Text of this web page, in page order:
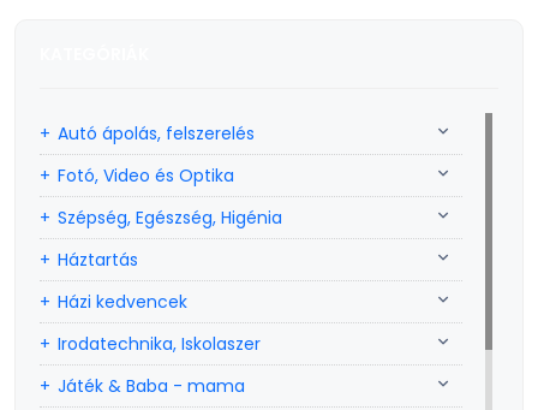
Autó ápolás, felszerelés
Fotó, Video és Optika
Szépség, Egészség, Higénia
Háztartás
Házi kedvencek
Irodatechnika, Iskolaszer
Játék & Baba - mama